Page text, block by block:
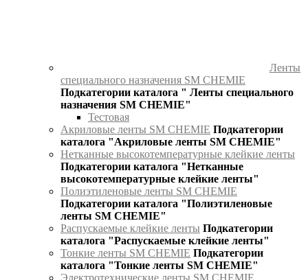
Ленты
специального назначения SM CHEMIE
Подкатегории каталога " Ленты специального
назначения SM CHEMIE"
Тестовая
Акриловые ленты SM CHEMIE Подкатегории
каталога "Акриловые ленты SM CHEMIE"
Нетканные высокотемпературные клейкие ленты
Подкатегории каталога "Нетканные
высокотемпературные клейкие ленты"
Полиэтиленовые ленты SM CHEMIE
Подкатегории каталога "Полиэтиленовые
ленты SM CHEMIE"
Распускаемые клейкие ленты Подкатегории
каталога "Распускаемые клейкие ленты"
Тонкие ленты SM CHEMIE Подкатегории
каталога "Тонкие ленты SM CHEMIE"
Электротехнические ленты SM CHEMIE